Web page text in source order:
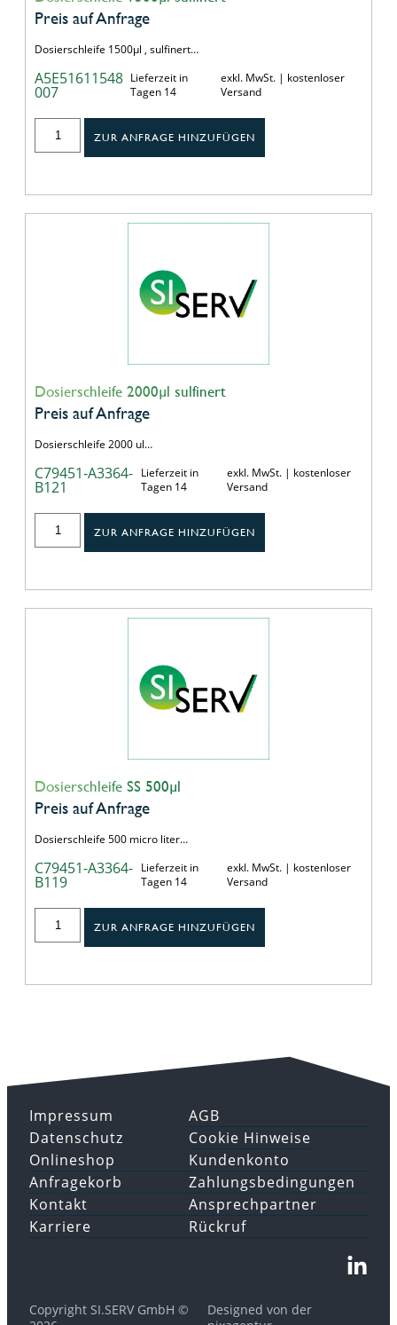
Preis auf Anfrage
Dosierschleife 1500µl , sulfinert…
A5E51611548
007
Lieferzeit in
Tagen 14
exkl. MwSt. | kostenloser
Versand
ZUR ANFRAGE HINZUFÜGEN
Dosierschleife 2000µl sulfinert
Preis auf Anfrage
Dosierschleife 2000 ul…
C79451-A3364-
B121
Lieferzeit in
Tagen 14
exkl. MwSt. | kostenloser
Versand
ZUR ANFRAGE HINZUFÜGEN
Dosierschleife SS 500µl
Preis auf Anfrage
Dosierschleife 500 micro liter…
C79451-A3364-
B119
Lieferzeit in
Tagen 14
exkl. MwSt. | kostenloser
Versand
ZUR ANFRAGE HINZUFÜGEN
Impressum
Datenschutz
AGB
Cookie Hinweise
Onlineshop
Anfragekorb
Kundenkonto
Zahlungsbedingungen
Kontakt
Karriere
Ansprechpartner
Rückruf
Copyright SI.SERV GmbH ©
Designed von der